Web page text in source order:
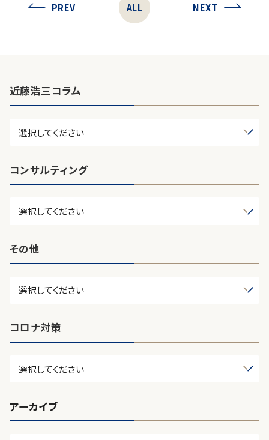
PREV ALL NEXT
近藤浩三コラム
コンサルティング
その他
コロナ対策
アーカイブ